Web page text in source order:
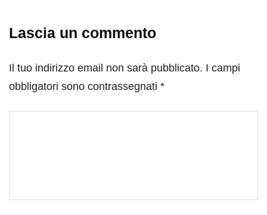
Lascia un commento
Il tuo indirizzo email non sarà pubblicato. I campi
obbligatori sono contrassegnati *